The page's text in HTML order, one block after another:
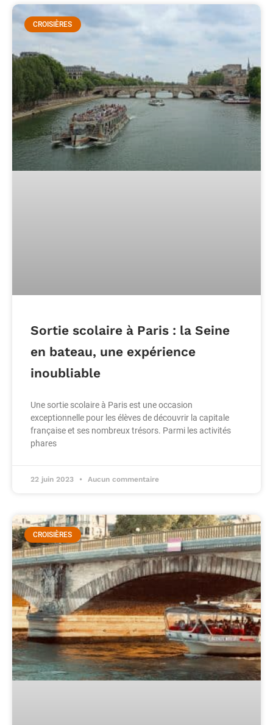
CROISIÈRES
Sortie scolaire à Paris : la Seine
en bateau, une expérience
inoubliable
Une sortie scolaire à Paris est une occasion
exceptionnelle pour les élèves de découvrir la capitale
française et ses nombreux trésors. Parmi les activités
phares
22 juin 2023 Aucun commentaire
CROISIÈRES